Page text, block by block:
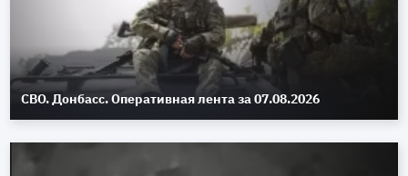
СВО. Донбасс. Оперативная лента за 07.08.2026